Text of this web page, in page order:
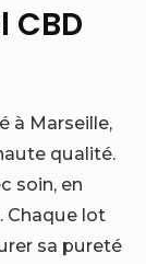
CBD
à Marseille,
qualité.
soin, en
Chaque lot
sa pureté